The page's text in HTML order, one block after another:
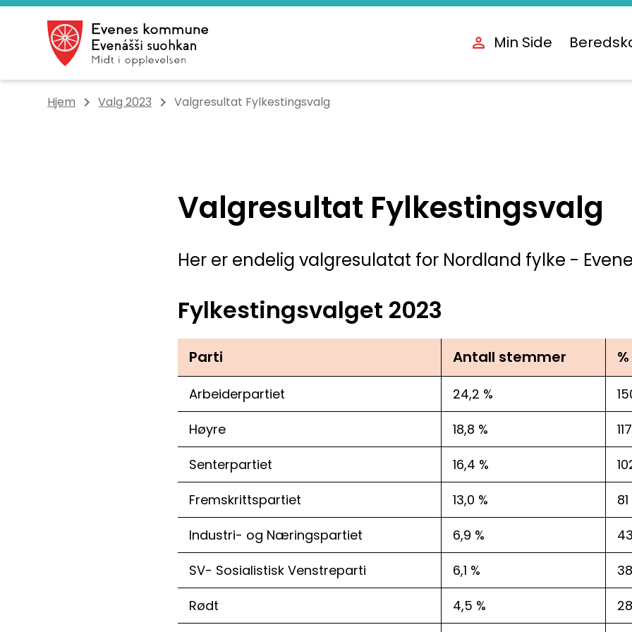
Evenes kommune
Min Side
Du er her:
Hjem Valg 2023 Valgresultat Fylkestingsvalg
Valgresultat Fylkestingsvalg
Her er endelig valgresulatat for Nordland fylke -
Fylkestingsvalget 2023
Parti Antall stemmer %
Arbeiderpartiet 24,2 %
Høyre
18,8 %
117
Senterpartiet
16,4 %
Fremskrittspartiet
13,0 %
81
Industri- og Næringspartiet
6,9 %
43
SV- Sosialistisk Venstreparti
6,1 %
38
Rødt
4,5 %
28